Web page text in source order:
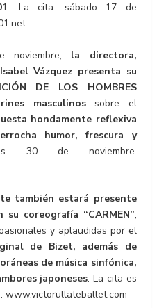
1. La cita: sábado 17 de
noviembre, la directora,
Vázquez presenta su
DE LOS HOMBRES
masculinossobre el
hondamente reflexiva
humor, frescura y
30 de noviembre.
también estará presente
coreografía “CARMEN”,
y aplaudidas por el
de Bizet, además de
de música sinfónica,
japoneses. La cita es
www.victorullateballet.com